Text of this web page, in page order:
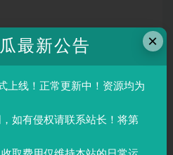
良好
排版、文创产品、包装设计等
殊说明或标注，均为本站原创发
×
最新公告
上线！正常更新中！资源均为
如有侵权请联系站长！将第